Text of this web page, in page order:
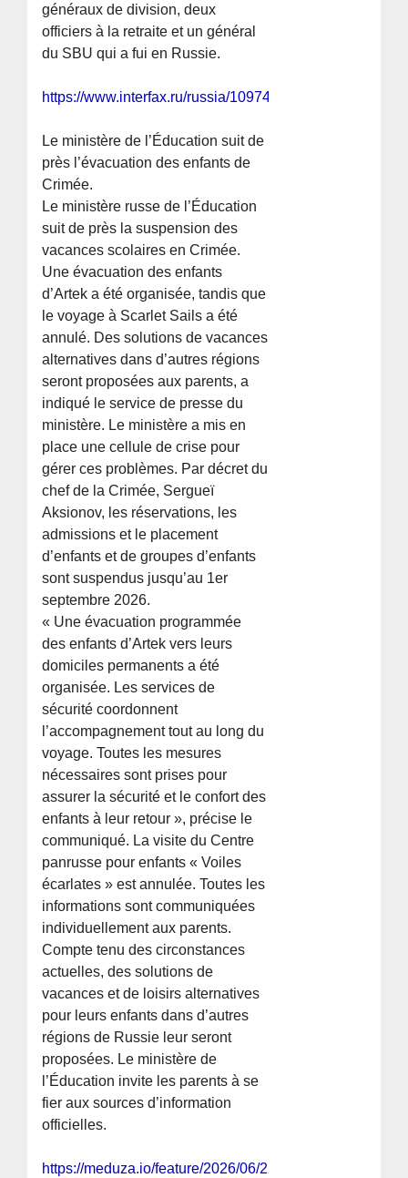
généraux de division, deux
officiers à la retraite et un général
du SBU qui a fui en Russie.
https://www.interfax.ru/russia/1097478
Le ministère de l’Éducation suit de
près l’évacuation des enfants de
Crimée.
Le ministère russe de l’Éducation
suit de près la suspension des
vacances scolaires en Crimée.
Une évacuation des enfants
d’Artek a été organisée, tandis que
le voyage à Scarlet Sails a été
annulé. Des solutions de vacances
alternatives dans d’autres régions
seront proposées aux parents, a
indiqué le service de presse du
ministère. Le ministère a mis en
place une cellule de crise pour
gérer ces problèmes. Par décret du
chef de la Crimée, Sergueï
Aksionov, les réservations, les
admissions et le placement
d’enfants et de groupes d’enfants
sont suspendus jusqu’au 1er
septembre 2026.
« Une évacuation programmée
des enfants d’Artek vers leurs
domiciles permanents a été
organisée. Les services de
sécurité coordonnent
l’accompagnement tout au long du
voyage. Toutes les mesures
nécessaires sont prises pour
assurer la sécurité et le confort des
enfants à leur retour », précise le
communiqué. La visite du Centre
panrusse pour enfants « Voiles
écarlates » est annulée. Toutes les
informations sont communiquées
individuellement aux parents.
Compte tenu des circonstances
actuelles, des solutions de
vacances et de loisirs alternatives
pour leurs enfants dans d’autres
régions de Russie leur seront
proposées. Le ministère de
l’Éducation invite les parents à se
fier aux sources d’information
officielles.
https://meduza.io/feature/2026/06/22/vsu-